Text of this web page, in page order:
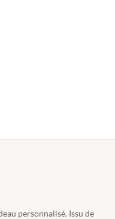
personnalisé. Issu de